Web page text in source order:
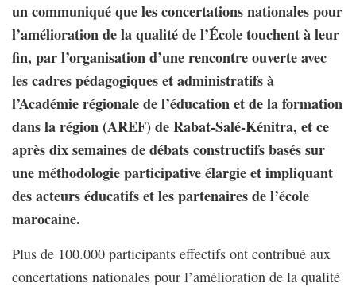
un communiqué que les concertations nationales pour
l’amélioration de la qualité de l’École touchent à leur
fin, par l’organisation d’une rencontre ouverte avec
les cadres pédagogiques et administratifs à
l’Académie régionale de l’éducation et de la formation
dans la région (AREF) de Rabat-Salé-Kénitra, et ce
après dix semaines de débats constructifs basés sur
une méthodologie participative élargie et impliquant
des acteurs éducatifs et les partenaires de l’école
marocaine.
Plus de 100.000 participants effectifs ont contribué aux
concertations nationales pour l’amélioration de la qualité